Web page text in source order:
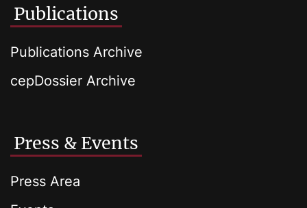
Publications
Publications Archive
cepDossier Archive
Press & Events
Press Area